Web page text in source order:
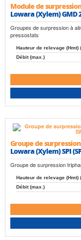
Module de surpression
Lowara (Xylem) GMD
Groupes de surpression à
pressostats
Hauteur de relevage (Hmt)
Débit (max.)
Groupe de
Lowara (Xylem) SPI
Groupe de surpression
Hauteur de relevage (Hmt)
Débit (max.)